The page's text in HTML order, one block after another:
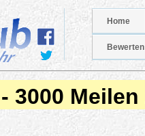
Home
Bewerten
3000